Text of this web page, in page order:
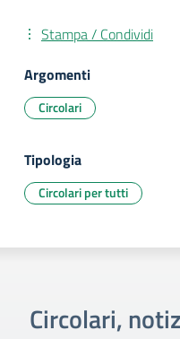
Stampa / Condividi
Argomenti
Circolari
Tipologia
Circolari per tutti
Circolari,